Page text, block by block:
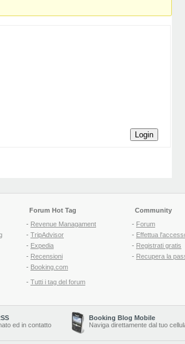
Login
Forum Hot Tag
- Revenue Managament
- TripAdvisor
- Expedia
- Recensioni
- Booking.com
- Tutti i tag del forum
Community
- Forum
- Effettua
- Registrati gratis
- Recupera la
ed in contatto
Booking Blog Mobile
Naviga direttamente dal tuo